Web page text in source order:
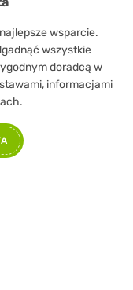
wsparcie.
wszystkie
doradcą w
informacjami